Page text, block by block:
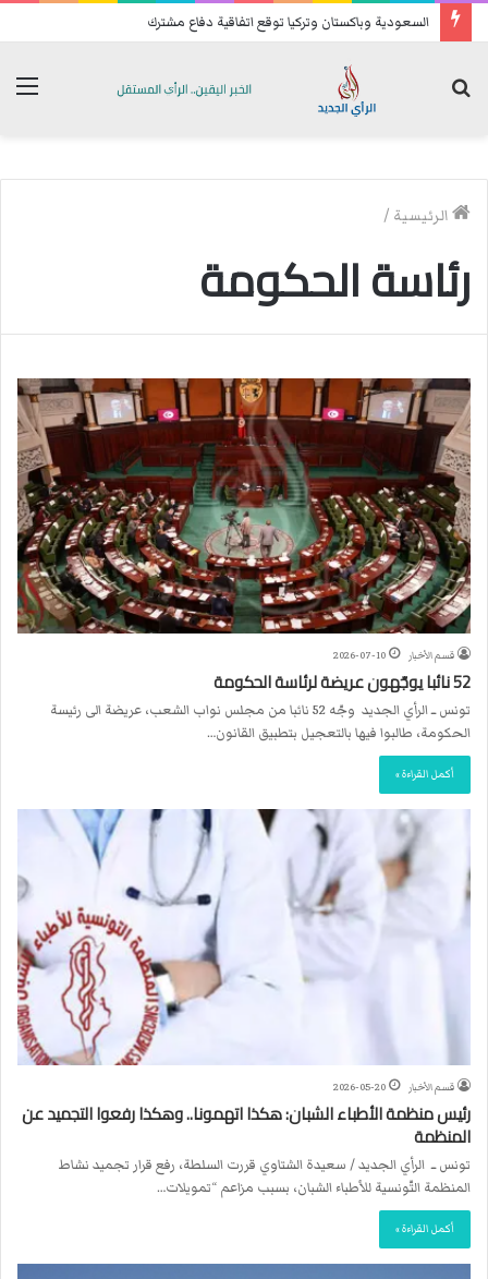
السعودية وباكستان وتركيا توقع اتفاقية دفاع مشترك
الرئيسية /
رئاسة الحكومة
قسم الأخبار 2026-07-10
52 نائبا يوجّهون عريضة لرئاسة الحكومة
تونس ــ الرأي الجديد وجّه 52 نائبا من مجلس نواب الشعب، عريضة الى رئيسة
الحكومة، طالبوا فيها بالتعجيل بتطبيق القانون…
أكمل القراءة »
قسم الأخبار 2026-05-20
رئيس منظمة الأطباء الشبان: هكذا اتهمونا.. وهكذا رفعوا التجميد عن
المنظمة
تونس ــ الرأي الجديد / سعيدة الشتاوي قررت السلطة، رفع قرار تجميد نشاط
المنظمة التّونسية للأطباء الشبان، بسبب مزاعم “تمويلات…
أكمل القراءة »